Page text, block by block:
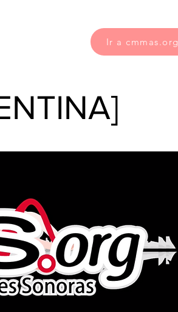
Ir a cmmas.org